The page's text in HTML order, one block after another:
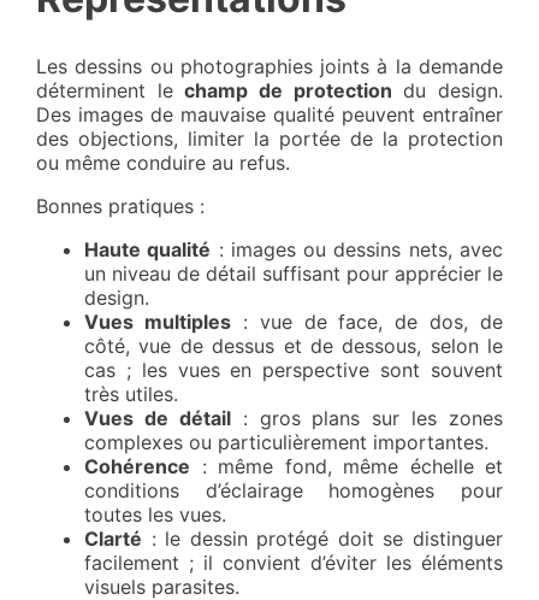
Les dessins ou photographies joints à la demande
déterminent lechamp de protection du design.
Des images de mauvaise qualité peuvent entraîner
des objections, limiter la portée de la protection
ou même conduire au refus.
Bonnes pratiques :
Haute qualité : images ou dessins nets, avec
un niveau de détail suffisant pour apprécier le
design.
Vues multiples: vue de face, de dos, de
côté, vue de dessus et de dessous, selon le
cas ; les vues en perspective sont souvent
très utiles.
Vues de détail: gros plans sur les zones
complexes ou particulièrement importantes.
Cohérence : même fond, même échelle et
conditions d’éclairage homogènes pour
toutes les vues.
Clarté : le dessin protégé doit se distinguer
facilement ; il convient d’éviter les éléments
visuels parasites.